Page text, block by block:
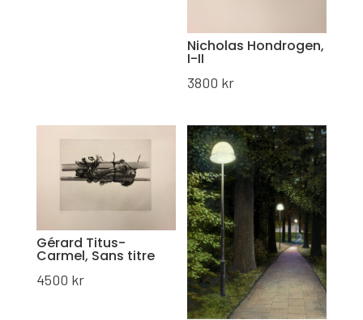
Nicholas Hondrogen,
I-II
3800 kr
Gérard Titus-
Carmel, Sans titre
4500 kr